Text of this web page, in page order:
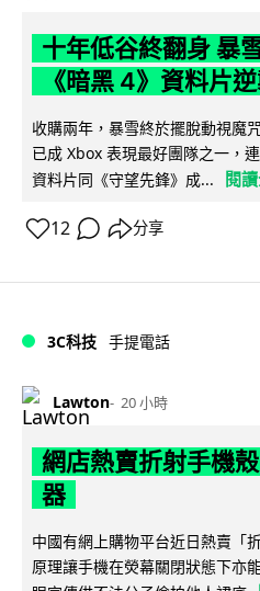
十年低谷終翻身 暴
《暗黑 4》資料片
收購兩年，暴雪終於擺脫動視魔
已成 Xbox 表現最好團隊之一，
資料片同《守望先鋒》成...
閱
12 分享
3C科技 手提電話
Lawton 20 小時
網店熱賣折射手機
器
中國有網上購物平台近日熱賣「
原理讓手機在熒幕關閉狀態下亦